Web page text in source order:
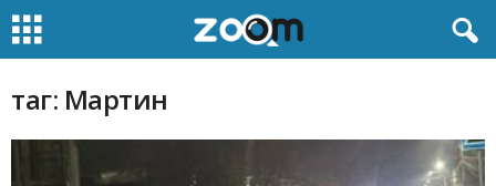
таг: Мартин